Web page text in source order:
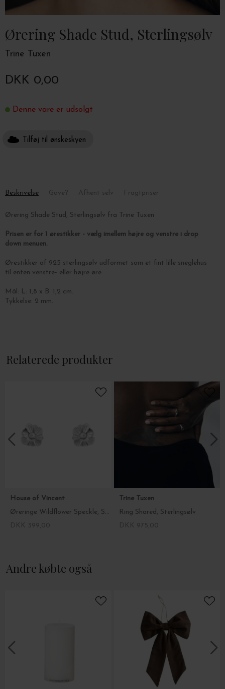
Ørering Shade Stud, Sterlingsølv
Trine Tuxen
DKK 0,00
Denne vare er udsolgt
Tilføj til ønskeskyen
Beskrivelse
Ørering Shade Stud, Sterlingsølv fra Trine Tuxen
Prisen er for 1 ørestikker - vælg imellem højre og venstre i drop
down menuen.
Ørestikker af 925 sterlingsølv udformet som et fint lille sneglehus
til enten venstre- eller højre øre.
Mål: L: 1,8 x B: 1,2 cm.
Tykkelse: 2 mm.
Relaterede produkter
House of Vincent
Øreringe Wildflower Speckle, Sterlingsølv
Trine Tuxen
Ring Shared, Sterlingsølv
Andre købte også